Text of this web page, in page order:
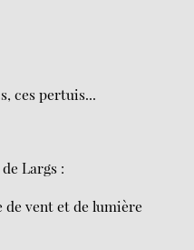
ces pertuis...
Largs :
de vent et de lumière